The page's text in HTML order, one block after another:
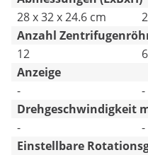
28 x 32 x 24.6 cm
Anzahl
12
6
Anzeige
-
-
Drehgeschwindigkeit
-
-
Einstellbare